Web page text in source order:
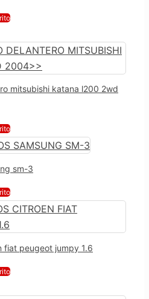
mitsubishi katana l200 2wd
sm-3
fiat peugeot jumpy 1.6